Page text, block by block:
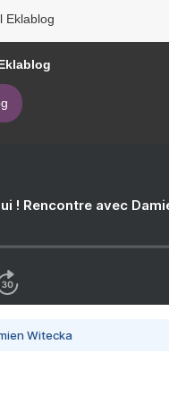
Eklablog
! Rencontre avec
Witecka